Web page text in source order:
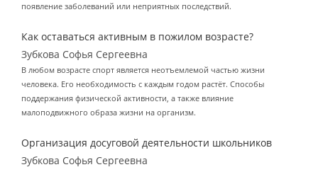
появление заболеваний или неприятных последствий.
Как оставаться активным в пожилом возрасте?
Зубкова Софья Сергеевна
В любом возрасте спорт является неотъемлемой частью жизни
человека. Его необходимость с каждым годом растёт. Способы
поддержания физической активности, а также влияние
малоподвижного образа жизни на организм.
Организация досуговой деятельности школьников
Зубкова Софья Сергеевна